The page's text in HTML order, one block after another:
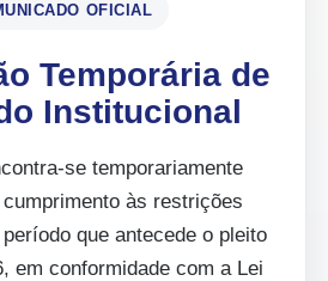
OFICIAL
Temporária de
Institucional
se temporariamente
às restrições
que antecede o pleito
em conformidade com a Lei